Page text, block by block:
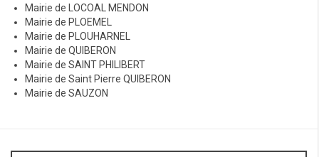
Mairie de LOCOAL MENDON
Mairie de PLOEMEL
Mairie de PLOUHARNEL
Mairie de QUIBERON
Mairie de SAINT PHILIBERT
Mairie de Saint Pierre QUIBERON
Mairie de SAUZON